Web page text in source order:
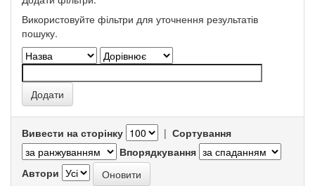
Використовуйте фільтри для уточнення результатів
пошуку.
Вивести на сторінку | Сортування
Впорядкування
Автори